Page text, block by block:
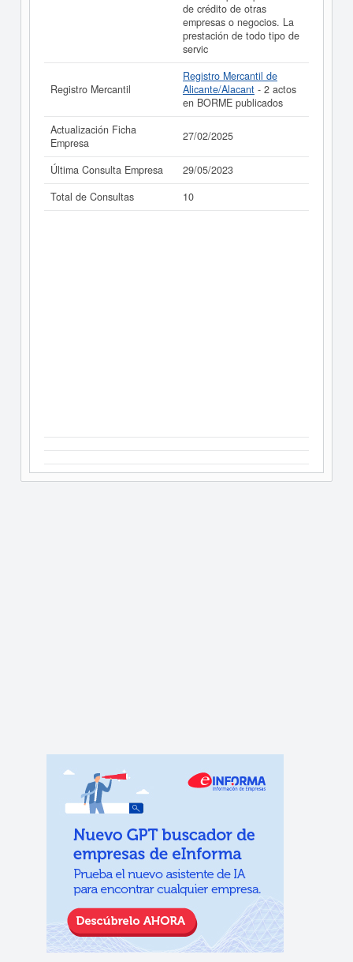
de crédito de otras
empresas o negocios. La
prestación de todo tipo de
servic
Registro Mercantil
Registro Mercantil de
Alicante/Alacant - 2 actos
en BORME publicados
Actualización Ficha
Empresa
27/02/2025
Última Consulta Empresa
29/05/2023
Total de Consultas
10